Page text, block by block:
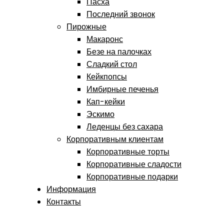
Последний звонок
Пирожные
Макаронс
Безе на палочках
Сладкий стол
Кейкпопсы
Имбирные печенья
Кап-кейки
Эскимо
Леденцы без сахара
Корпоративным клиентам
Корпоративные торты
Корпоративные сладости
Корпоративные подарки
Информация
Контакты